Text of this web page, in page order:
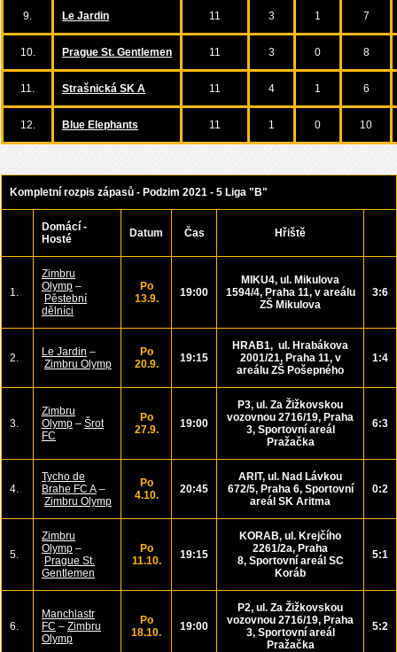
9. Le Jardin 11 3 1 7
10. Prague St. Gentlemen 11 3 0 8
11. Strašnická SK A 11 4 1 6
12. Blue Elephants 11 1 0 10
Kompletní rozpis zápasů - Podzim 2021 - 5 Liga "B"
Domácí -
Hosté
Datum Čas Hřiště
1.
Zimbru
Olymp –
Pěstební
dělníci
Po
13.9.
19:00
MIKU4, ul. Mikulova
1594/4, Praha 11, v areálu
ZŠ Mikulova
3:6
2. Le Jardin –
Zimbru Olymp
Po
20.9.
19:15
HRAB1, ul. Hrabákova
2001/21, Praha 11, v
areálu ZŠ Pošepného
1:4
3.
Zimbru
Olymp – Šrot
FC
Po
27.9.
19:00
P3, ul. Za Žižkovskou
vozovnou 2716/19, Praha
3, Sportovní areál
Pražačka
6:3
4.
Tycho de
Brahe FC A –
Zimbru Olymp
Po
4.10.
20:45
ARIT, ul. Nad Lávkou
672/5, Praha 6, Sportovní
areál SK Aritma
0:2
5.
Zimbru
Olymp –
Prague St.
Gentlemen
Po
11.10.
19:15
KORAB, ul. Krejčího
2261/2a, Praha
8, Sportovní areál SC
Koráb
5:1
6.
Manchlastr
FC – Zimbru
Olymp
Po
18.10.
19:00
P2, ul. Za Žižkovskou
vozovnou 2716/19, Praha
3, Sportovní areál
Pražačka
5:2